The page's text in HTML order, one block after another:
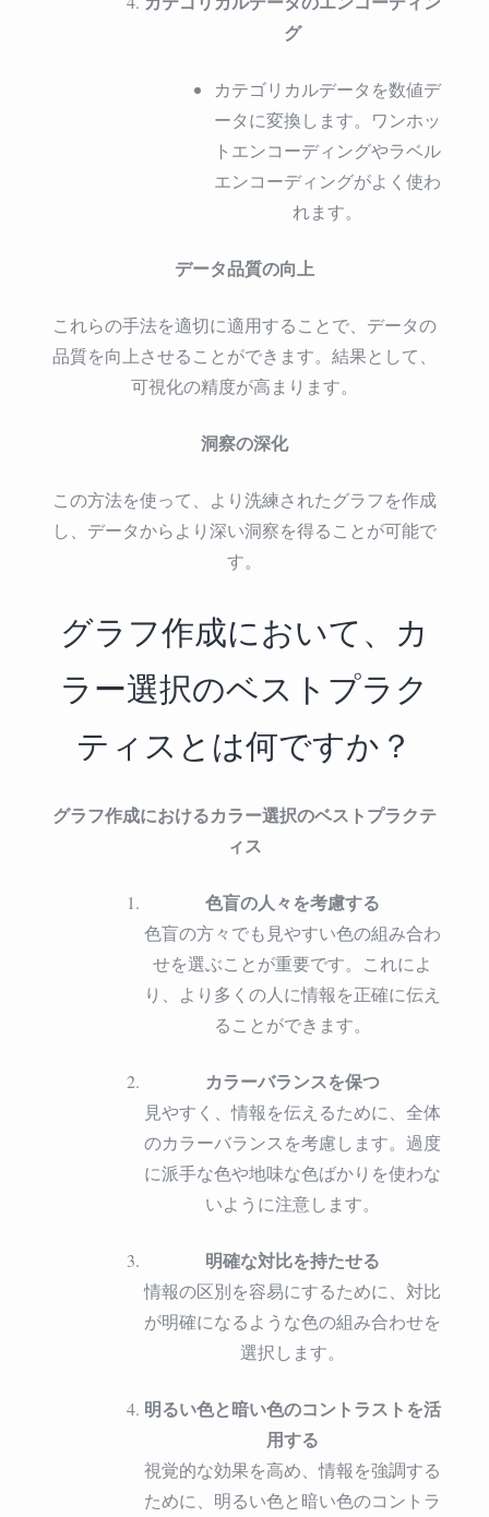
グ
カテゴリカルデータを数値デ
ータに変換します。ワンホッ
トエンコーディングやラベル
エンコーディングがよく使わ
れます。
データ品質の向上
これらの手法を適切に適用することで、データの
品質を向上させることができます。結果として、
可視化の精度が高まります。
洞察の深化
この方法を使って、より洗練されたグラフを作成
し、データからより深い洞察を得ることが可能で
す。
グラフ作成において、カ
ラー選択のベストプラク
ティスとは何ですか？
グラフ作成におけるカラー選択のベストプラクテ
ィス
色盲の人々を考慮する
色盲の方々でも見やすい色の組み合わ
せを選ぶことが重要です。これによ
り、より多くの人に情報を正確に伝え
ることができます。
カラーバランスを保つ
見やすく、情報を伝えるために、全体
のカラーバランスを考慮します。過度
に派手な色や地味な色ばかりを使わな
いように注意します。
明確な対比を持たせる
情報の区別を容易にするために、対比
が明確になるような色の組み合わせを
選択します。
明るい色と暗い色のコントラストを活
用する
視覚的な効果を高め、情報を強調する
ために、明るい色と暗い色のコントラ